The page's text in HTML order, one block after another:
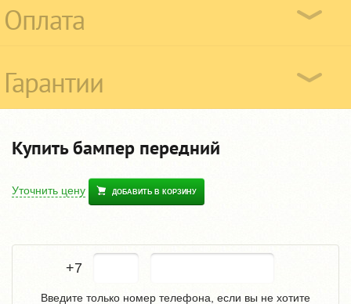
Оплата
Гарантии
Купить бампер передний
Уточнить цену ДОБАВИТЬ В КОРЗИНУ
+7
Введите только номер телефона, если вы не хотите